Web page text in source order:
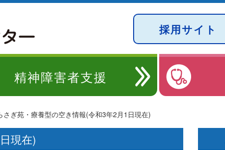
採用サイト
精神障害者支援
さぎ苑・療養型の空き情報(令和3年2月1日現在)
現在)